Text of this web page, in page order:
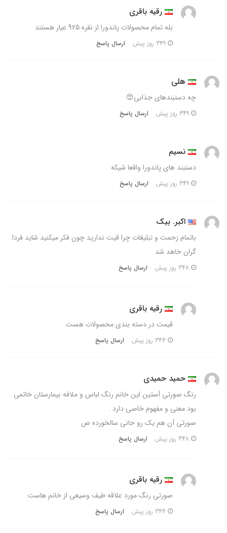
رقیه باقری
بله تمام محصولات پاندورا از نقره 925 عیار هستند
ارسال پاسخ
هلی
چه دستبندهای جذابی😍
ارسال پاسخ
نسیم
دستبند های پاندورا واقعا شیکه
ارسال پاسخ
اکبر. بیک
باتمام زحمت و تبلیغات چرا قیت ندارید چون فکر میکنید شاید فردا
گران خاهد شد
ارسال پاسخ
رقیه باقری
قیمت در دسته بندی محصولات هست
ارسال پاسخ
حمید حمیدی
رنگ صورتی آستین این خانم رنگ لباس و ملافه بیمارستان خاتمی
بود معنی و مفهوم خاصی دارد .
صورتی آن هم یک رو حانی سالخورده ص
ارسال پاسخ
رقیه باقری
صورتی رنگ مورد علاقه طیف وسیعی از خانم هاست.
ارسال پاسخ